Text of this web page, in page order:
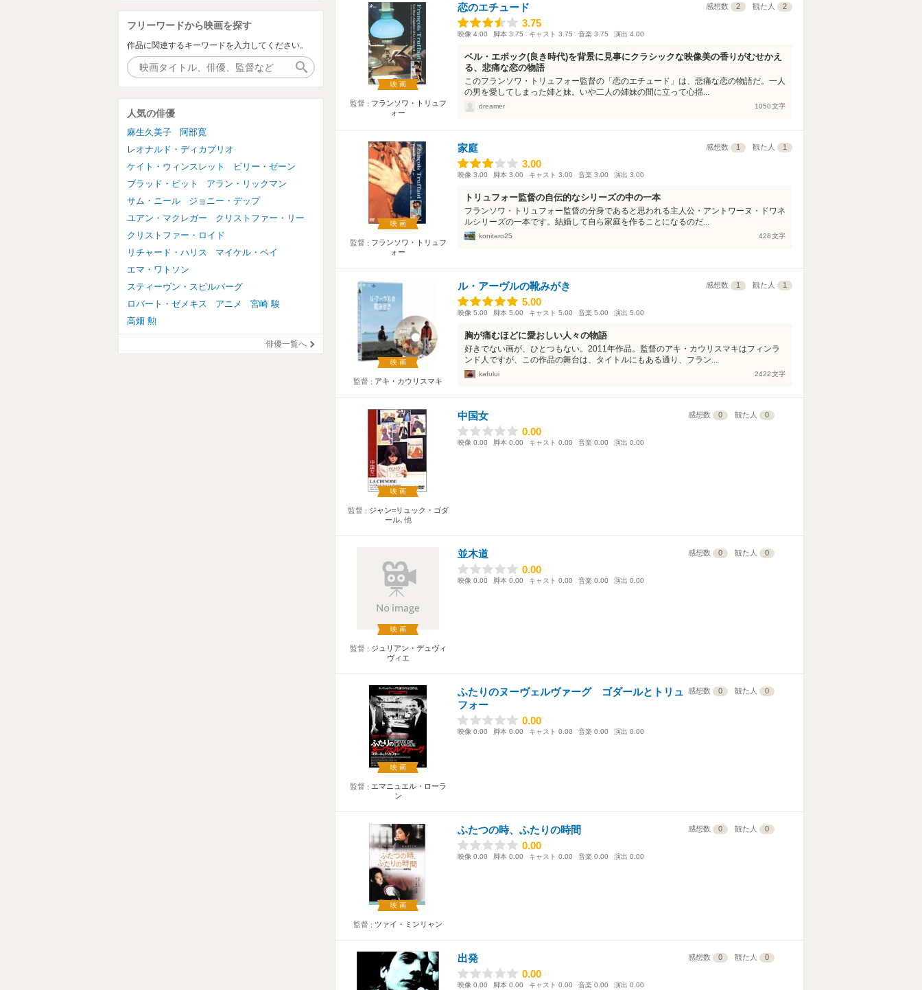
映画
監督
フランソワ・トリュフ
ォー
恋のエチュード 感想数 2 観た人 2
3.75
3.75
映像 4.00 脚本 3.75 キャスト 3.75 音楽 3.75 演出 4.00
ベル・エポック(良き時代)を背景に見事にクラシックな映像美の香りがむせかえ
る、悲痛な恋の物語
このフランソワ・トリュフォー監督の「恋のエチュード」は、悲痛な恋の物語だ。一人
の男を愛してしまった姉と妹。いや二人の姉妹の間に立って心揺...
dreamer 1050文字
映画
監督
フランソワ・トリュフ
ォー
家庭 感想数 1 観た人 1
3.00
3.00
映像 3.00 脚本 3.00 キャスト 3.00 音楽 3.00 演出 3.00
トリュフォー監督の自伝的なシリーズの中の一本
フランソワ・トリュフォー監督の分身であると思われる主人公・アントワーヌ・ドワネ
ルシリーズの一本です。結婚して自ら家庭を作ることになるのだ...
konitaro25 428文字
映画
監督 アキ・カウリスマキ
ル・アーヴルの靴みがき 感想数 1 観た人 1
5.00
5.00
映像 5.00 脚本 5.00 キャスト 5.00 音楽 5.00 演出 5.00
胸が痛むほどに愛おしい人々の物語
好きでない画が、ひとつもない。2011年作品。監督のアキ・カウリスマキはフィンラ
ンド人ですが、この作品の舞台は、タイトルにもある通り、フラン...
kafului 2422文字
映画
監督
ジャン=リュック・ゴダ
ール､他
中国女 感想数 0 観た人 0
0.00
0.00
映像 0.00 脚本 0.00 キャスト 0.00 音楽 0.00 演出 0.00
映画
監督
ジュリアン・デュヴィ
ヴィエ
並木道 感想数 0 観た人 0
0.00
0.00
映像 0.00 脚本 0.00 キャスト 0.00 音楽 0.00 演出 0.00
映画
監督
エマニュエル・ローラ
ン
ふたりのヌーヴェルヴァーグ ゴダールとトリュ
フォー
感想数 0 観た人 0
0.00
0.00
映像 0.00 脚本 0.00 キャスト 0.00 音楽 0.00 演出 0.00
映画
監督 ツァイ・ミンリャン
ふたつの時、ふたりの時間 感想数 0 観た人 0
0.00
0.00
映像 0.00 脚本 0.00 キャスト 0.00 音楽 0.00 演出 0.00
出発 感想数 0 観た人 0
0.00
0.00
映像 0.00 脚本 0.00 キャスト 0.00 音楽 0.00 演出 0.00
フリーワードから映画を探す
作品に関連するキーワードを入力してください。
人気の俳優
麻生久美子
阿部寛
レオナルド・ディカプリオ
ケイト・ウィンスレット
ビリー・ゼーン
ブラッド・ピット
アラン・リックマン
サム・ニール
ジョニー・デップ
ユアン・マクレガー
クリストファー・リー
クリストファー・ロイド
リチャード・ハリス
マイケル・ベイ
エマ・ワトソン
スティーヴン・スピルバーグ
ロバート・ゼメキス
アニメ
宮崎 駿
高畑 勲
俳優一覧へ